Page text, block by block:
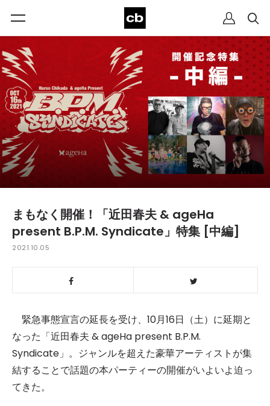
まもなく開催！「近⽥春夫 & ageHa
present B.P.M. Syndicate」特集 [中編]
2021.10.05
緊急事態宣言の延長を受け、10⽉16⽇（土）に延期と
なった「近⽥春夫 & ageHa present B.P.M.
Syndicate」。ジャンルを超えた豪華アーティストが集
結することで話題の本パーティーの開催がいよいよ迫っ
てきた。